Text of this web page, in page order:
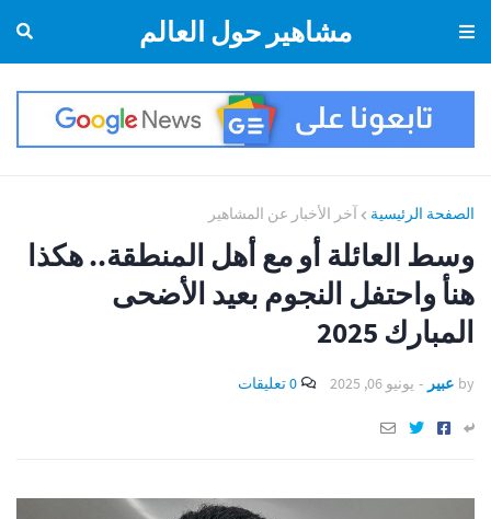
مشاهير حول العالم
الصفحة الرئيسية آخر الأخبار عن المشاهير
وسط العائلة أو مع أهل المنطقة.. هكذا
هنأ واحتفل النجوم بعيد الأضحى
المبارك 2025
by عبير - يونيو 06, 2025 0 تعليقات